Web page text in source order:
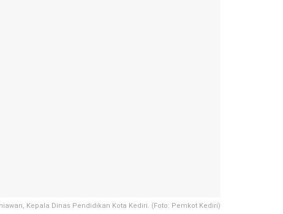
Kepala Dinas Pendidikan Kota Kediri. (Foto: Pemkot Kediri)